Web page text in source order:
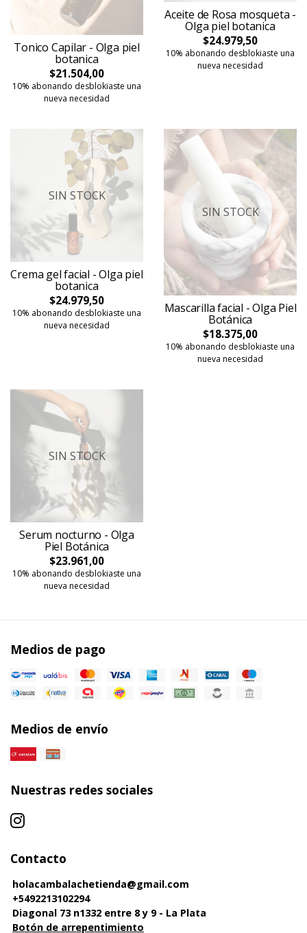
Tonico Capilar - Olga piel
botanica
$21.504,00
10% abonando desblokiaste una
nueva necesidad
Aceite de Rosa mosqueta -
Olga piel botanica
$24.979,50
10% abonando desblokiaste una
nueva necesidad
SIN STOCK
Crema gel facial - Olga piel
botanica
$24.979,50
10% abonando desblokiaste una
nueva necesidad
SIN STOCK
Mascarilla facial - Olga Piel
Botánica
$18.375,00
10% abonando desblokiaste una
nueva necesidad
SIN STOCK
Serum nocturno - Olga
Piel Botánica
$23.961,00
10% abonando desblokiaste una
nueva necesidad
Medios de pago
Medios de envío
Nuestras redes sociales
Contacto
holacambalachetienda@gmail.com
+5492213102294
Diagonal 73 n1332 entre 8 y 9 - La Plata
Botón de arrepentimiento